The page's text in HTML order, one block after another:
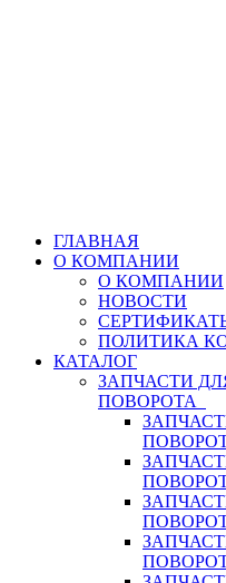
ГЛАВНАЯ
О КОМПАНИИ
О КОМПАНИИ
НОВОСТИ
ПОЛИТИКА
КАТАЛОГ
ЗАПЧАСТИ
ПОВОРОТА